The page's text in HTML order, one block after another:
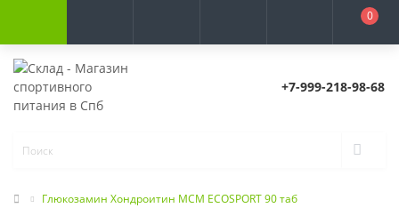
0
+7-999-218-98-68
Глюкозамин Хондроитин МСМ ECOSPORT 90 таб